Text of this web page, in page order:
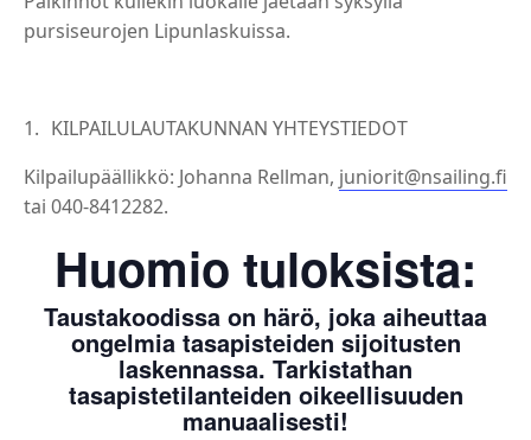
pursiseurojen Lipunlaskuissa.
KILPAILULAUTAKUNNAN YHTEYSTIEDOT
Kilpailupäällikkö: Johanna Rellman, juniorit@nsailing.fi
tai 040-8412282.
Huomio tuloksista:
Taustakoodissa on härö, joka aiheuttaa
ongelmia tasapisteiden sijoitusten
laskennassa. Tarkistathan
tasapistetilanteiden oikeellisuuden
manuaalisesti!